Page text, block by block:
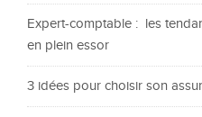
Expert-comptable : les
en plein essor
3 idées pour choisir son